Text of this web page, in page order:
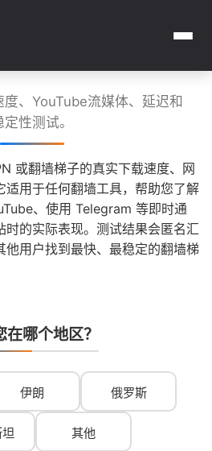
、YouTube流媒体、延迟和
定性测试。
或翻墙梯子的真实下载速度、网
适用于任何翻墙工具，帮助您了解
、使用 Telegram 等即时通
时的实际表现。测试结果会匿名汇
他用户找到最快、最稳定的翻墙梯
在哪个地区？
伊朗 俄罗斯
其他